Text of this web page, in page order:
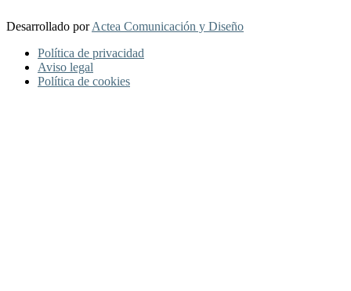
Desarrollado porActea Comunicación y Diseño
Política de privacidad
Aviso legal
Política de cookies